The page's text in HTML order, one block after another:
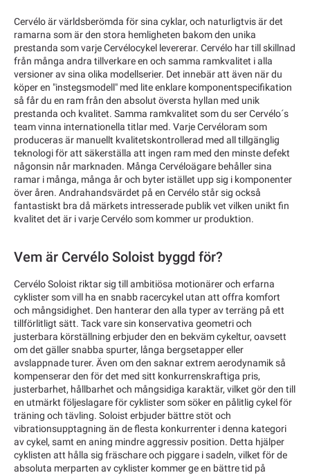
Cervélo är världsberömda för sina cyklar, och naturligtvis är det
ramarna som är den stora hemligheten bakom den unika
prestanda som varje Cervélocykel levererar. Cervélo har till skillnad
från många andra tillverkare en och samma ramkvalitet i alla
versioner av sina olika modellserier. Det innebär att även när du
köper en "instegsmodell" med lite enklare komponentspecifikation
så får du en ram från den absolut översta hyllan med unik
prestanda och kvalitet. Samma ramkvalitet som du ser Cervélo´s
team vinna internationella titlar med. Varje Cervéloram som
produceras är manuellt kvalitetskontrollerad med all tillgänglig
teknologi för att säkerställa att ingen ram med den minste defekt
någonsin når marknaden. Många Cervéloägare behåller sina
ramar i många, många år och byter istället upp sig i komponenter
över åren. Andrahandsvärdet på en Cervélo står sig också
fantastiskt bra då märkets intresserade publik vet vilken unikt fin
kvalitet det är i varje Cervélo som kommer ur produktion.
Vem är Cervélo Soloist byggd för?
Cervélo Soloist riktar sig till ambitiösa motionärer och erfarna
cyklister som vill ha en snabb racercykel utan att offra komfort
och mångsidighet. Den hanterar den alla typer av terräng på ett
tillförlitligt sätt. Tack vare sin konservativa geometri och
justerbara körställning erbjuder den en bekväm cykeltur, oavsett
om det gäller snabba spurter, långa bergsetapper eller
avslappnade turer. Även om den saknar extrem aerodynamik så
kompenserar den för det med sitt konkurrenskraftiga pris,
justerbarhet, hållbarhet och mångsidiga karaktär, vilket gör den till
en utmärkt följeslagare för cyklister som söker en pålitlig cykel för
träning och tävling. Soloist erbjuder bättre stöt och
vibrationsupptagning än de flesta konkurrenter i denna kategori
av cykel, samt en aning mindre aggressiv position. Detta hjälper
cyklisten att hålla sig fräschare och piggare i sadeln, vilket för de
absoluta merparten av cyklister kommer ge en bättre tid på